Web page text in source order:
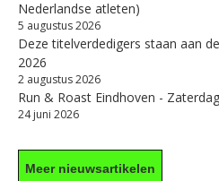
Nederlandse atleten)
5 augustus 2026
Deze titelverdedigers staan aan
2026
2 augustus 2026
Run & Roast Eindhoven -
24 juni 2026
Meer nieuwsartikelen